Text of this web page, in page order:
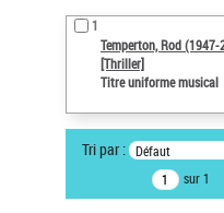
Œuvres liées à l'auteur :
Temperton, Rod (1947-
Statut de la notice
Notice élémentaire
Type de notice d'autorité
1
Temperton, Rod (1947-
[Thriller]
Titre uniforme musical
Tri par : Défaut
sur 1